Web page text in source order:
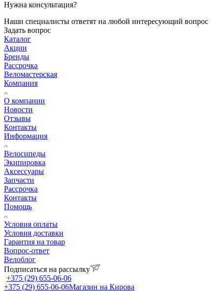
Нужна консультация?
Наши специалисты ответят на любой интересующий вопрос
Задать вопрос
Каталог
Акции
Бренды
Рассрочка
Веломастерская
Компания
О компании
Новости
Отзывы
Контакты
Информация
Велосипеды
Экипировка
Аксессуары
Запчасти
Рассрочка
Контакты
Помощь
Условия оплаты
Условия доставки
Гарантия на товар
Вопрос-ответ
Велоблог
Подписаться на рассылку
+375 (29) 655-06-06
+375 (29) 655-06-06Магазин на Кирова